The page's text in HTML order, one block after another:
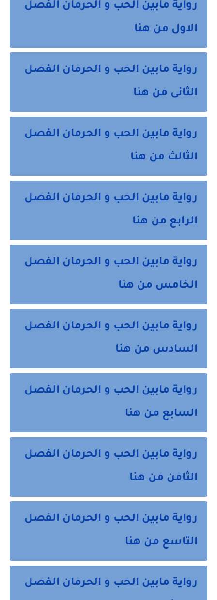
رواية مابين الحب و الحرمان الفصل
الاول من هنا
رواية مابين الحب و الحرمان الفصل
الثانى من هنا
رواية مابين الحب و الحرمان الفصل
الثالث من هنا
رواية مابين الحب و الحرمان الفصل
الرابع من هنا
رواية مابين الحب و الحرمان الفصل
الخامس من هنا
رواية مابين الحب و الحرمان الفصل
السادس من هنا
رواية مابين الحب و الحرمان الفصل
السابع من هنا
رواية مابين الحب و الحرمان الفصل
الثامن من هنا
رواية مابين الحب و الحرمان الفصل
التاسع من هنا
رواية مابين الحب و الحرمان الفصل